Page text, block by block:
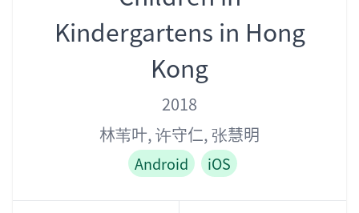
Kindergartens in Hong
Kong
2018
林苇叶,许守仁,张慧明
Android iOS